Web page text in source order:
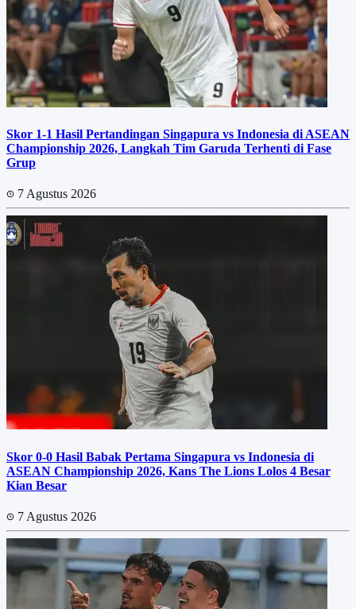
Skor 1-1 Hasil Pertandingan Singapura vs Indonesia di ASEAN
Championship 2026, Langkah Tim Garuda Terhenti di Fase
Grup
7 Agustus 2026
Skor 0-0 Hasil Babak Pertama Singapura vs Indonesia di
ASEAN Championship 2026, Kans The Lions Lolos 4 Besar
Kian Besar
7 Agustus 2026